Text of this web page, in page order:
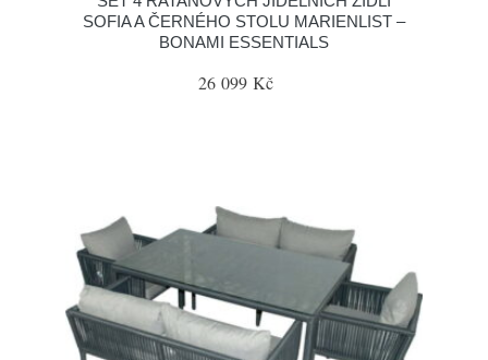
SOFIA A ČERNÉHO STOLU MARIENLIST –
BONAMI ESSENTIALS
26 099 Kč